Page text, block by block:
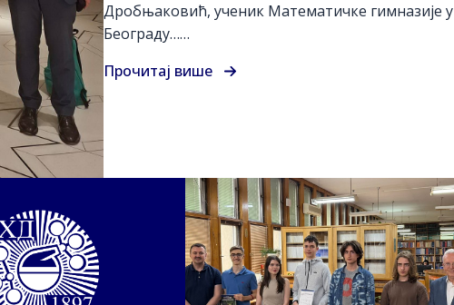
Дробњаковић, ученик Математичке гимназије у
Београду……
Прочитај више